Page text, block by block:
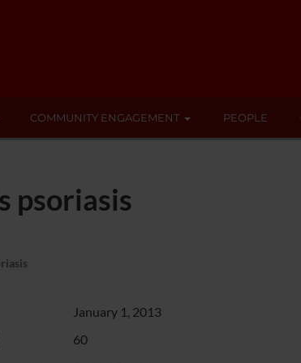
COMMUNITY ENGAGEMENT PEOPLE
psoriasis
January 1, 2013
60